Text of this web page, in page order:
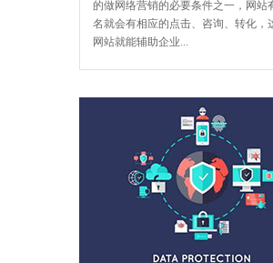
的做网络营销的必要条件之一，网站
名就会有相应的点击、咨询、转化，
网站就能辅助企业...